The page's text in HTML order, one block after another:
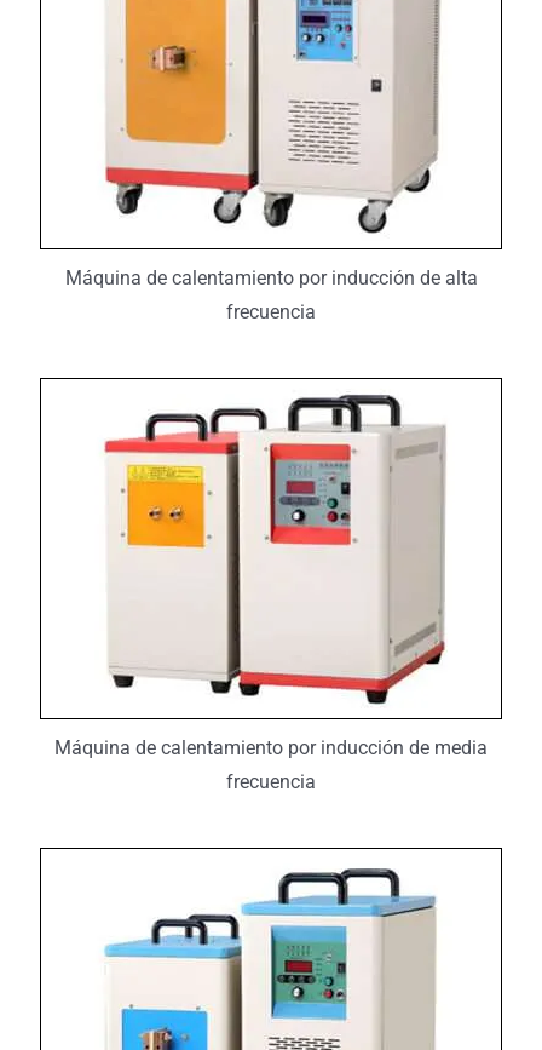
Máquina de calentamiento por inducción de alta
frecuencia
Máquina de calentamiento por inducción de media
frecuencia